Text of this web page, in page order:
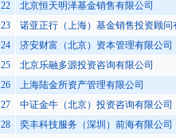
22
北京恒天明泽基金销售有限公司
23
诺亚正行（上海）基金销售投资顾问
24
济安财富（北京）资本管理有限公司
25
北京乐融多源投资咨询有限公司
26
上海陆金所资产管理有限公司
27
中证金牛（北京）投资咨询有限公司
28
奕丰科技服务（深圳）前海有限公司